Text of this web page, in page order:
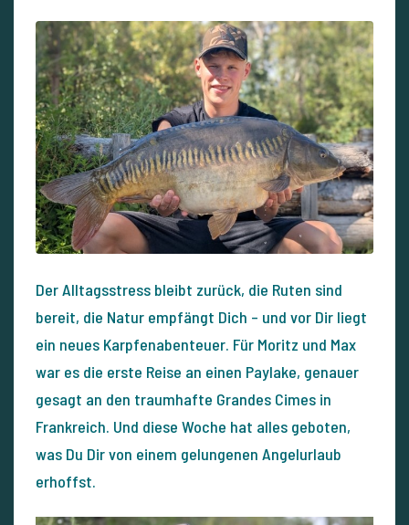
Der Alltagsstress bleibt zurück, die Ruten sind
bereit, die Natur empfängt Dich – und vor Dir liegt
ein neues Karpfenabenteuer. Für Moritz und Max
war es die erste Reise an einen Paylake, genauer
gesagt an den traumhafte Grandes Cimes in
Frankreich. Und diese Woche hat alles geboten,
was Du Dir von einem gelungenen Angelurlaub
erhoffst.